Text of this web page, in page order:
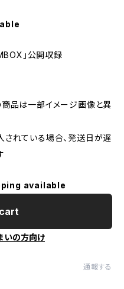
」公開収録
品は一部イメージ画像と異
れている場合、発送日が遅
available
いの方向け
通報する